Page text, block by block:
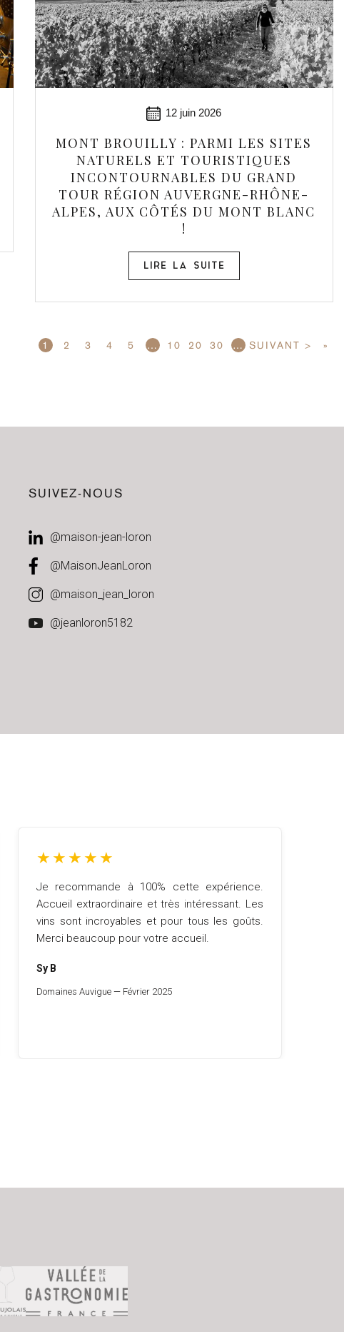
12 juin 2026
MONT BROUILLY : PARMI LES SITES
NATURELS ET TOURISTIQUES
INCONTOURNABLES DU GRAND
TOUR RÉGION AUVERGNE-RHÔNE-
ALPES, AUX CÔTÉS DU MONT BLANC
!
LIRE LA SUITE
1 2 3 4 5 … 10 20 30 … SUIVANT > »
SUIVEZ-NOUS
@maison-jean-loron
@MaisonJeanLoron
@maison_jean_loron
@jeanloron5182
★ ★ ★ ★ ★
Je recommande à 100% cette expérience.
Accueil extraordinaire et très intéressant. Les
vins sont incroyables et pour tous les goûts.
Merci beaucoup pour votre accueil.
Sy B
Domaines Auvigue — Février 2025